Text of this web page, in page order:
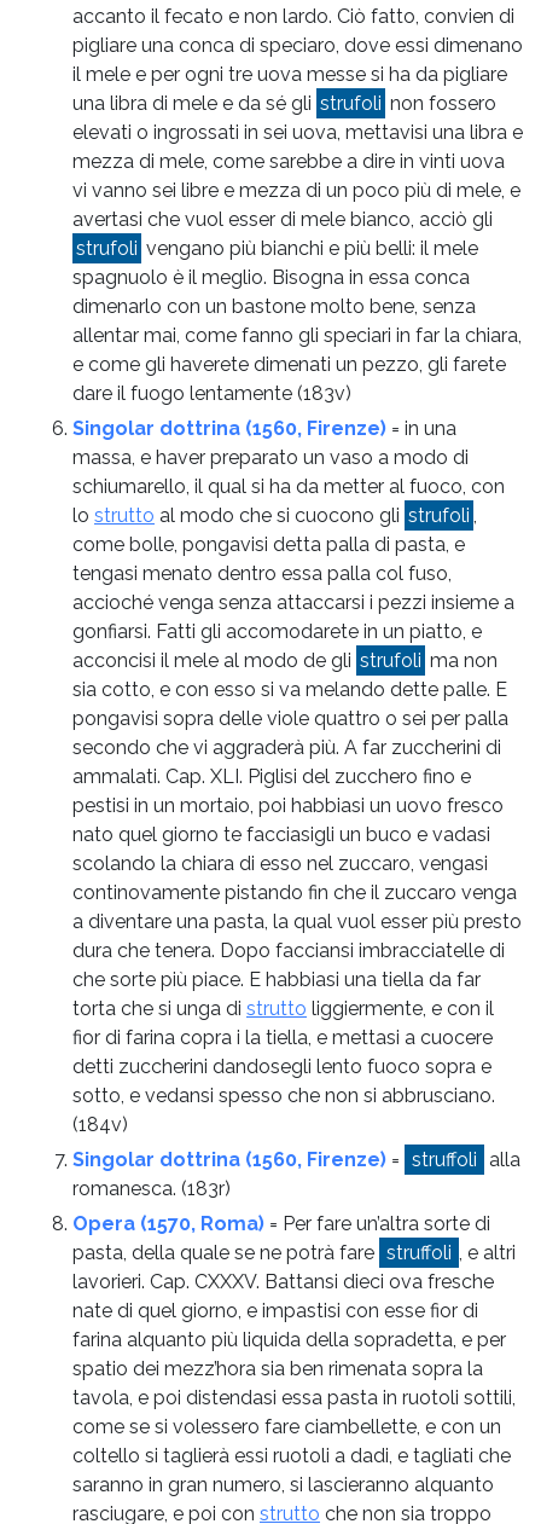
accanto il fecato e non lardo. Ciò fatto, convien di
pigliare una conca di speciaro, dove essi dimenano
il mele e per ogni tre uova messe si ha da pigliare
una libra di mele e da sé gli strufoli non fossero
elevati o ingrossati in sei uova, mettavisi una libra e
mezza di mele, come sarebbe a dire in vinti uova
vi vanno sei libre e mezza di un poco più di mele, e
avertasi che vuol esser di mele bianco, acciò gli
strufoli vengano più bianchi e più belli: il mele
spagnuolo è il meglio. Bisogna in essa conca
dimenarlo con un bastone molto bene, senza
allentar mai, come fanno gli speciari in far la chiara,
e come gli haverete dimenati un pezzo, gli farete
dare il fuogo lentamente (183v)
Singolar dottrina (1560, Firenze) = in una
massa, e haver preparato un vaso a modo di
schiumarello, il qual si ha da metter al fuoco, con
lo strutto al modo che si cuocono gli strufoli ,
come bolle, pongavisi detta palla di pasta, e
tengasi menato dentro essa palla col fuso,
accioché venga senza attaccarsi i pezzi insieme a
gonfiarsi. Fatti gli accomodarete in un piatto, e
acconcisi il mele al modo de gli strufoli ma non
sia cotto, e con esso si va melando dette palle. E
pongavisi sopra delle viole quattro o sei per palla
secondo che vi aggraderà più. A far zuccherini di
ammalati. Cap. XLI. Piglisi del zucchero fino e
pestisi in un mortaio, poi habbiasi un uovo fresco
nato quel giorno te facciasigli un buco e vadasi
scolando la chiara di esso nel zuccaro, vengasi
continovamente pistando fin che il zuccaro venga
a diventare una pasta, la qual vuol esser più presto
dura che tenera. Dopo facciansi imbracciatelle di
che sorte più piace. E habbiasi una tiella da far
torta che si unga di strutto liggiermente, e con il
fior di farina copra i la tiella, e mettasi a cuocere
detti zuccherini dandosegli lento fuoco sopra e
sotto, e vedansi spesso che non si abbrusciano.
(184v)
Singolar dottrina (1560, Firenze) = struffoli
alla
romanesca. (183r)
Opera (1570, Roma) = Per fare un’altra sorte di
pasta, della quale se ne potrà fare struffoli , e altri
lavorieri. Cap. CXXXV. Battansi dieci ova fresche
nate di quel giorno, e impastisi con esse fior di
farina alquanto più liquida della sopradetta, e per
spatio dei mezz’hora sia ben rimenata sopra la
tavola, e poi distendasi essa pasta in ruotoli sottili,
come se si volessero fare ciambellette, e con un
coltello si taglierà essi ruotoli a dadi, e tagliati che
saranno in gran numero, si lascieranno alquanto
rasciugare, e poi con strutto che non sia troppo